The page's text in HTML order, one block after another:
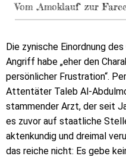
Vom ‚Amoklauf‘ zur
Die zynische Einordnung
Angriff habe „eher den
persönlicher Frustration“.
Attentäter Taleb Al-
stammender Arzt, der seit
es zuvor auf staatliche
aktenkundig und dreimal
das reiche nicht: Es gebe